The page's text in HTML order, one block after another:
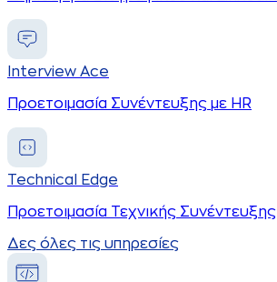
Interview Ace
Προετοιμασία Συνέντευξης με HR
Technical Edge
Προετοιμασία Τεχνικής Συνέντευξης
Δες όλες τις υπηρεσίες